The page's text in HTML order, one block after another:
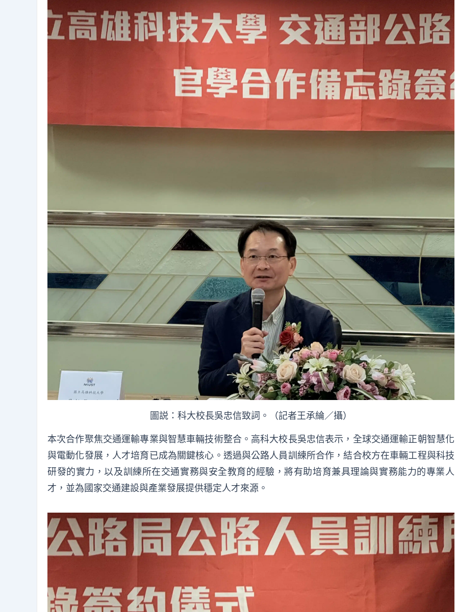
圖説：科大校長吳忠信致詞。（記者王承綸／攝）
本次合作聚焦交通運輸專業與智慧車輛技術整合。高科大校長吳忠信表示，全球交通運輸正朝智慧化
與電動化發展，人才培育已成為關鍵核心。透過與公路人員訓練所合作，結合校方在車輛工程與科技
研發的實力，以及訓練所在交通實務與安全教育的經驗，將有助培育兼具理論與實務能力的專業人
才，並為國家交通建設與產業發展提供穩定人才來源。